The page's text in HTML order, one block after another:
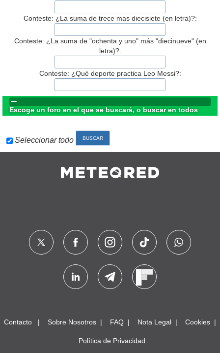
Conteste: ¿La suma de trece mas diecisiete (en letra)?:
Conteste: ¿La suma de "ochenta y uno" más "diecinueve" (en
letra)?:
Conteste: ¿Qué deporte practica Leo Messi?:
Escoge un foro en el que se buscará, o buscar en todos
Seleccionar todo
Contacto Sobre Nosotros FAQ Nota Legal Cookies
Política de Privacidad